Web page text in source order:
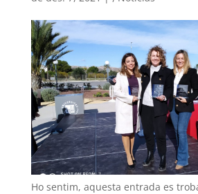
Ho sentim, aquesta entrada es